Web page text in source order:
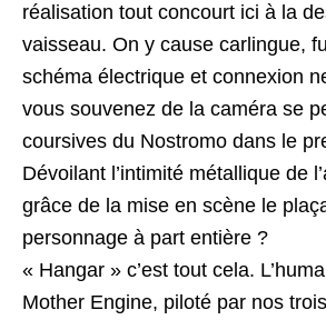
réalisation tout concourt ici à la
vaisseau. On y cause carlingue,
schéma électrique et connexion
vous souvenez de la caméra se
coursives du Nostromo dans le
Dévoilant l’intimité métallique de
grâce de la mise en scène le
personnage à part entière ?
« Hangar » c’est tout cela.
Mother Engine, piloté par nos